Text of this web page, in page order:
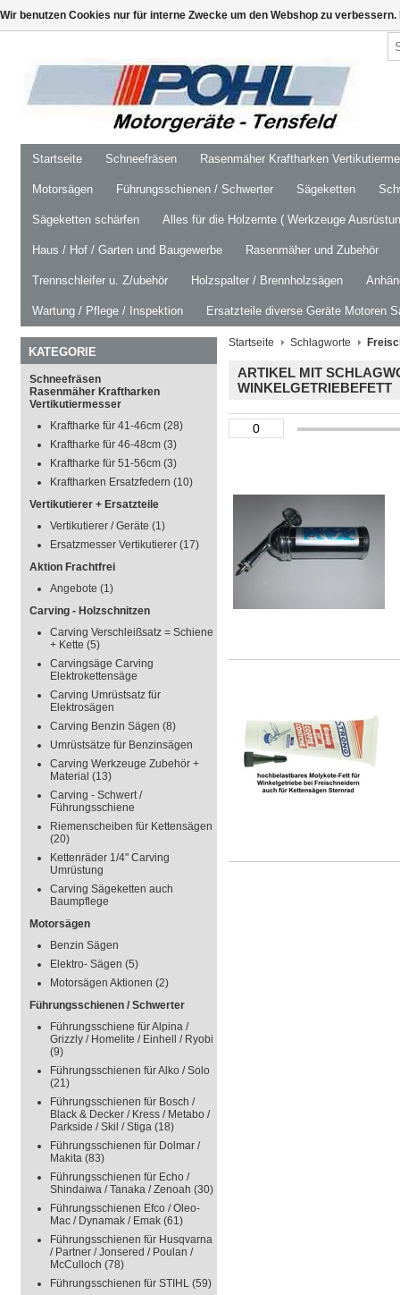
Startseite Schneefräsen Rasenmäher Kraftharken
Motorsägen Führungsschienen / Schwerter Sägeketten
Sägeketten schärfen Alles für die Holzernte ( Werkzeuge
Haus / Hof / Garten und Baugewerbe Rasenmäher und Zubehör
Trennschleifer u. Z/ubehör Holzspalter / Brennholzsägen
Wartung / Pflege / Inspektion Ersatzteile diverse Geräte Motoren
KATEGORIE
Schneefräsen
Rasenmäher Kraftharken
Vertikutiermesser
Kraftharke für 41-46cm (28)
Kraftharke für 46-48cm (3)
Kraftharke für 51-56cm (3)
Kraftharken Ersatzfedern (10)
Vertikutierer + Ersatzteile
Vertikutierer / Geräte (1)
Ersatzmesser Vertikutierer (17)
Aktion Frachtfrei
Angebote (1)
Carving - Holzschnitzen
Carving Verschleißsatz = Schiene
+ Kette (5)
Carvingsäge Carving
Elektrokettensäge
Carving Umrüstsatz für
Elektrosägen
Carving Benzin Sägen (8)
Umrüstsätze für Benzinsägen
Carving Werkzeuge Zubehör +
Material (13)
Carving - Schwert /
Führungsschiene
Riemenscheiben für Kettensägen
(20)
Kettenräder 1/4" Carving
Umrüstung
Carving Sägeketten auch
Baumpflege
Motorsägen
Benzin Sägen
Elektro- Sägen (5)
Motorsägen Aktionen (2)
Führungsschienen / Schwerter
Führungsschiene für Alpina /
Grizzly / Homelite / Einhell / Ryobi
(9)
Führungsschienen für Alko / Solo
(21)
Führungsschienen für Bosch /
Black & Decker / Kress / Metabo /
Parkside / Skil / Stiga (18)
Führungsschienen für Dolmar /
Makita (83)
Führungsschienen für Echo /
Shindaiwa / Tanaka / Zenoah (30)
Führungsschienen Efco / Oleo-
Mac / Dynamak / Emak (61)
Führungsschienen für Husqvarna
/ Partner / Jonsered / Poulan /
McCulloch (78)
Führungsschienen für STIHL (59)
Startseite Schlagworte
ARTIKEL MIT
WINKELGETRIEBEFETT
Wir benutzen Cookies nur für interne Zwecke um den Webshop zu